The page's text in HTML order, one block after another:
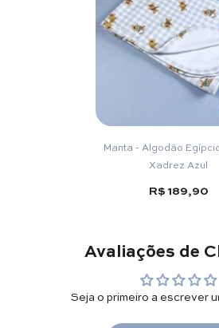
Manta - Algodão
Xadrez Azul
R$ 189,90
Avaliações de
Seja o primeiro a escrever